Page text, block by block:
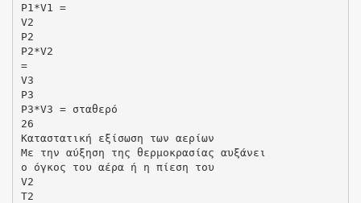
P1*V1 =
V2
P2
P2*V2
=
V3
P3
P3*V3 = σταθερό
26
Καταστατική εξίσωση των αερίων
Με την αύξηση της θερµοκρασίας αυξάνει
ο όγκος του αέρα ή η πίεση του
V2
T2